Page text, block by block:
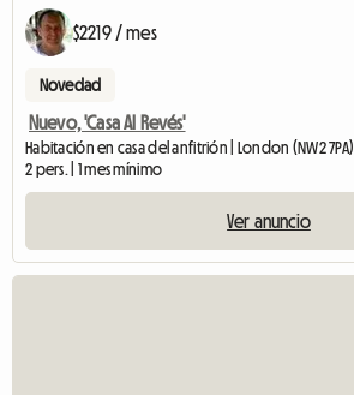
$2219 / mes
Novedad
Nuevo, 'Casa Al Revés'
Habitación en casa del anfitrión | London (NW2 7PA)
2 pers. | 1 mes mínimo
Ver anuncio